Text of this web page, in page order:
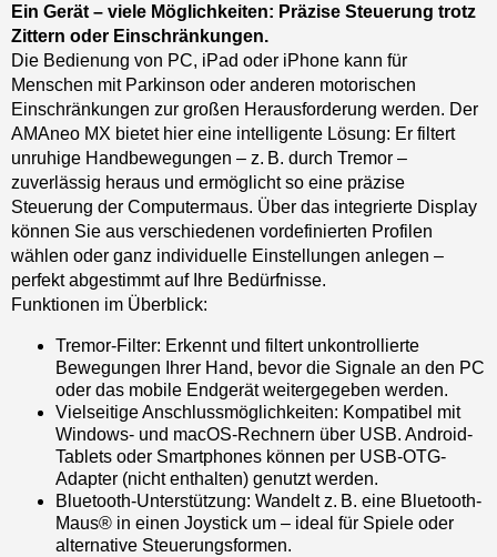
Ein Gerät – viele Möglichkeiten: Präzise Steuerung trotz
Zittern oder Einschränkungen.
Die Bedienung von PC, iPad oder iPhone kann für
Menschen mit Parkinson oder anderen motorischen
Einschränkungen zur großen Herausforderung werden. Der
AMAneo MX bietet hier eine intelligente Lösung: Er filtert
unruhige Handbewegungen – z. B. durch Tremor –
zuverlässig heraus und ermöglicht so eine präzise
Steuerung der Computermaus. Über das integrierte Display
können Sie aus verschiedenen vordefinierten Profilen
wählen oder ganz individuelle Einstellungen anlegen –
perfekt abgestimmt auf Ihre Bedürfnisse.
Funktionen im Überblick:
Tremor-Filter: Erkennt und filtert unkontrollierte
Bewegungen Ihrer Hand, bevor die Signale an den PC
oder das mobile Endgerät weitergegeben werden.
Vielseitige Anschlussmöglichkeiten: Kompatibel mit
Windows- und macOS-Rechnern über USB. Android-
Tablets oder Smartphones können per USB-OTG-
Adapter (nicht enthalten) genutzt werden.
Bluetooth-Unterstützung: Wandelt z. B. eine Bluetooth-
Maus® in einen Joystick um – ideal für Spiele oder
alternative Steuerungsformen.